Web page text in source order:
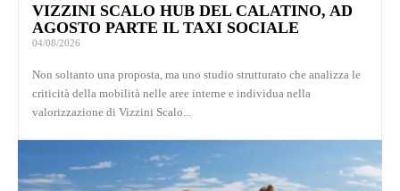
VIZZINI SCALO HUB DEL CALATINO, AD
AGOSTO PARTE IL TAXI SOCIALE
04/08/2026
Non soltanto una proposta, ma uno studio strutturato che analizza le
criticità della mobilità nelle aree interne e individua nella
valorizzazione di Vizzini Scalo...